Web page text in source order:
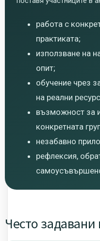
работа с
практиката;
използване на
опит;
обучение чрез
на реални
възможност за
конкретната
незабавно
рефлексия,
Често задавани